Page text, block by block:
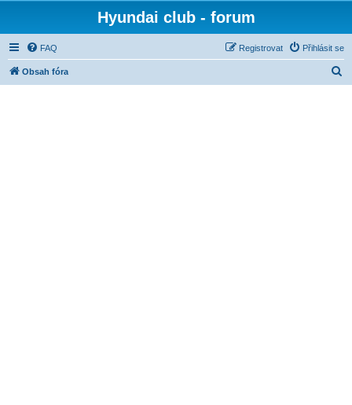
Hyundai club - forum
FAQ Přihlásit se
Registrovat
Obsah fóra